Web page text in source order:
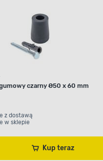
czarny Ø50 x 60 mm
z dostawą
w sklepie
Kup teraz